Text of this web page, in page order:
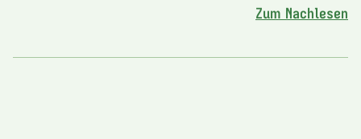
Zum Nachlesen